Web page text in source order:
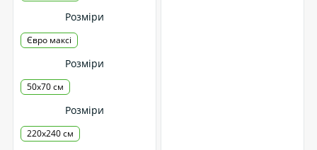
Розміри
Євро максі
Розміри
50x70 см
Розміри
220x240 см